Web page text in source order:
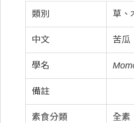
類別 草、
中文 苦瓜
學名
備註
素食分類 全素